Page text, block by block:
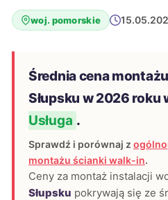
woj. pomorskie
Średnia cena
Słupsku w 2026 roku
Usługa .
Sprawdź i porównaj z
montażu ścianki walk-in.
Ceny za montaż instalacji
Słupsku pokrywają się ze